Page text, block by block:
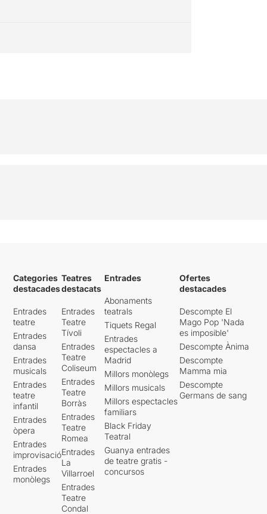
Categories
destacades
Entrades
teatre
Entrades
dansa
Entrades
musicals
Entrades
teatre
infantil
Entrades
òpera
Entrades
improvisació
Entrades
monòlegs
Teatres
destacats
Entrades
Teatre
Tívoli
Entrades
Teatre
Coliseum
Entrades
Teatre
Borràs
Entrades
Teatre
Romea
Entrades
La
Villarroel
Entrades
Teatre
Condal
Entrades
Abonaments
teatrals
Tiquets Regal
Entrades
espectacles a
Madrid
Millors monòlegs
Millors musicals
Millors espectacles
familiars
Black Friday
Teatral
Guanya entrades
de teatre gratis -
concursos
Ofertes
destacades
Descompte El
Mago Pop 'Nada
es imposible'
Descompte Ànima
Descompte
Mamma mia
Descompte
Germans de sang